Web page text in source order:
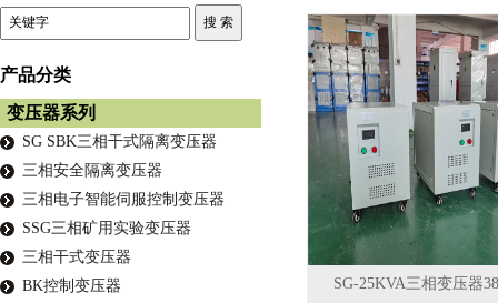
SG-25KVA三相变压器
产品分类
变压器系列
SG SBK三相干式隔离变压器
三相安全隔离变压器
三相电子智能伺服控制变压器
SSG三相矿用实验变压器
三相干式变压器
BK控制变压器